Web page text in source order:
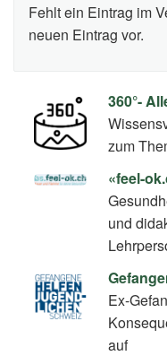
360°-
zum
«feel-
und
Ex-
auf
Fehlt ein Eintrag im
neuen Eintrag vor.